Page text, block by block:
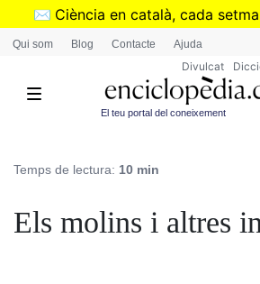
Vés
✉️ Ciència en català, cada
➜Subscriu-te al butlletí de
Qui som Blog Contacte Ajuda
Divulcat
El teu portal del coneixement
Temps de lectura: 10 min
Els molins i altres